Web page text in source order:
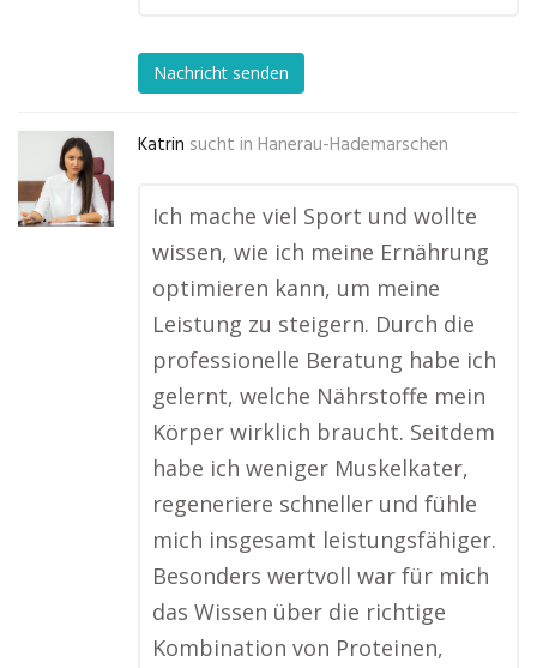
Nachricht senden
Katrin sucht in Hanerau-Hademarschen
Ich mache viel Sport und wollte
wissen, wie ich meine Ernährung
optimieren kann, um meine
Leistung zu steigern. Durch die
professionelle Beratung habe ich
gelernt, welche Nährstoffe mein
Körper wirklich braucht. Seitdem
habe ich weniger Muskelkater,
regeneriere schneller und fühle
mich insgesamt leistungsfähiger.
Besonders wertvoll war für mich
das Wissen über die richtige
Kombination von Proteinen,